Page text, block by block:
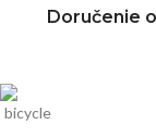
Doručenie